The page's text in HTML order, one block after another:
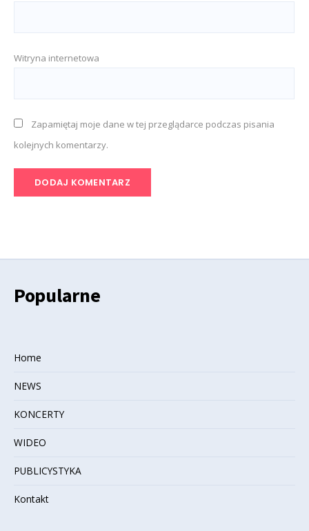
Witryna internetowa
Zapamiętaj moje dane w tej przeglądarce podczas pisania
kolejnych komentarzy.
Popularne
Home
NEWS
KONCERTY
WIDEO
PUBLICYSTYKA
Kontakt